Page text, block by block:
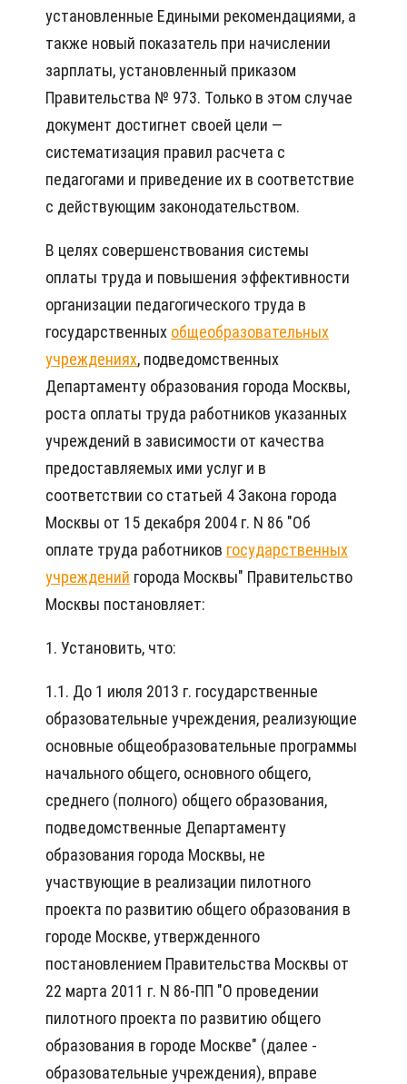
установленные Едиными рекомендациями, а
также новый показатель при начислении
зарплаты, установленный приказом
Правительства № 973. Только в этом случае
документ достигнет своей цели —
систематизация правил расчета с
педагогами и приведение их в соответствие
с действующим законодательством.
В целях совершенствования системы
оплаты труда и повышения эффективности
организации педагогического труда в
государственных общеобразовательных
учреждениях, подведомственных
Департаменту образования города Москвы,
роста оплаты труда работников указанных
учреждений в зависимости от качества
предоставляемых ими услуг и в
соответствии со статьей 4 Закона города
Москвы от 15 декабря 2004 г. N 86 "Об
оплате труда работников государственных
учреждений города Москвы" Правительство
Москвы постановляет:
1. Установить, что:
1.1. До 1 июля 2013 г. государственные
образовательные учреждения, реализующие
основные общеобразовательные программы
начального общего, основного общего,
среднего (полного) общего образования,
подведомственные Департаменту
образования города Москвы, не
участвующие в реализации пилотного
проекта по развитию общего образования в
городе Москве, утвержденного
постановлением Правительства Москвы от
22 марта 2011 г. N 86-ПП "О проведении
пилотного проекта по развитию общего
образования в городе Москве" (далее -
образовательные учреждения), вправе